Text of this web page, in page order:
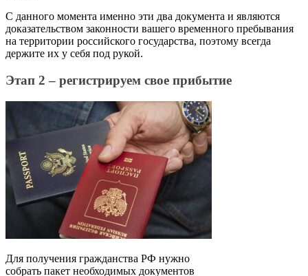
С данного момента именно эти два документа и являются
доказательством законности вашего временного пребывания
на территории российского государства, поэтому всегда
держите их у себя под рукой.
Этап 2 – регистрируем свое прибытие
Для получения гражданства РФ нужно
собрать пакет необходимых документов